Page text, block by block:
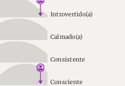
Introvertido(a)
Calmado(a)
Consistente
Consciente